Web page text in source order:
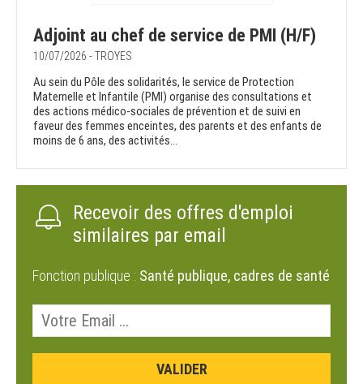
Adjoint au chef de service de PMI (H/F)
10/07/2026 - TROYES
Au sein du Pôle des solidarités, le service de Protection
Maternelle et Infantile (PMI) organise des consultations et
des actions médico-sociales de prévention et de suivi en
faveur des femmes enceintes, des parents et des enfants de
moins de 6 ans, des activités...
Recevoir des offres d'emploi
similaires par email
Fonction publique : Santé publique, cadres de santé